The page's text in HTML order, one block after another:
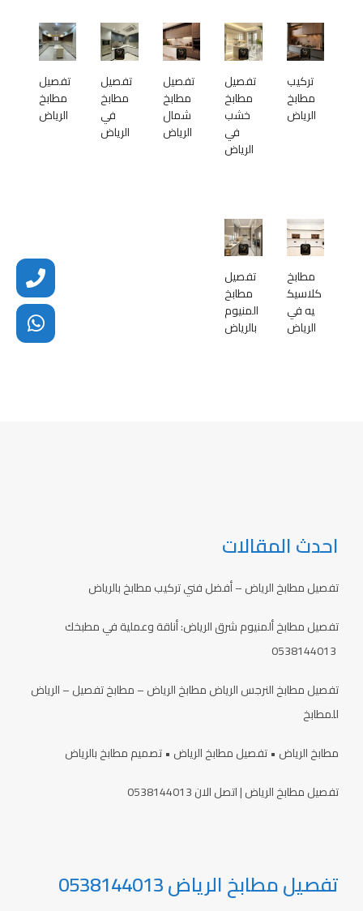
تركيب
مطابخ
الرياض
تفصيل
مطابخ
خشب
في
الرياض
تفصيل
مطابخ
شمال
الرياض
تفصيل
مطابخ
في
الرياض
تفصيل
مطابخ
الرياض
مطابخ
كلاسيك
يه في
الرياض
تفصيل
مطابخ
المنيوم
بالرياض
احدث المقالات
تفصيل مطابخ الرياض – أفضل فني تركيب مطابخ بالرياض
تفصيل مطابخ ألمنيوم شرق الرياض: أناقة وعملية في مطبخك
تفصيل مطابخ النرجس الرياض مطابخ الرياض – مطابخ تفصيل – الرياض
للمطابخ
مطابخ الرياض • تفصيل مطابخ الرياض • تصميم مطابخ بالرياض
تفصيل مطابخ الرياض | اتصل الان 0538144013
تفصيل مطابخ الرياض 0538144013